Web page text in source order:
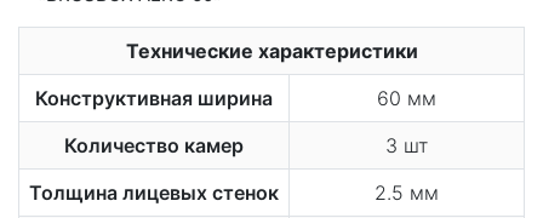
Технические характеристики
Конструктивная ширина
60 мм
Количество камер
3 шт
Толщина лицевых стенок
2.5 мм